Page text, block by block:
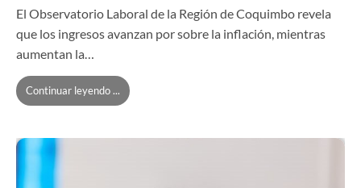
El Observatorio Laboral de la Región de Coquimbo revela
que los ingresos avanzan por sobre la inflación, mientras
aumentan la…
Continuar leyendo ...